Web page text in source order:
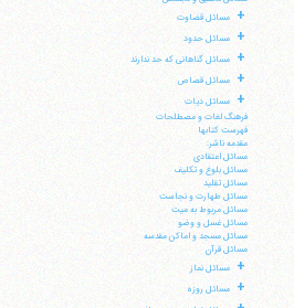
+ مسائل قضاوت
+ مسائل حدود
+ مسائل گناهانی که حد ندارند
+ مسائل قصاص
+
مسائل دیات
فرهنگ لغات و مصطلحات
فهرست کتابها
مقدمه ناشر:
مسائل اعتقادی
مسائل بلوغ و تکلیف
مسائل تقلید
مسائل طهارت و نجاست
مسائل مربوط به میت
مسائل غسل و وضو
مسائل مسجد و اماکن مقدسه
مسائل قرآن
+ مسائل نماز
+ مسائل روزه